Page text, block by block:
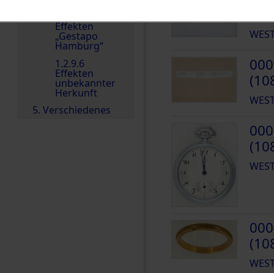
Effekten
„Gestapo
Hamburg“
1.2.9.6
Effekten
unbekannter
Herkunft
5. Verschiedenes